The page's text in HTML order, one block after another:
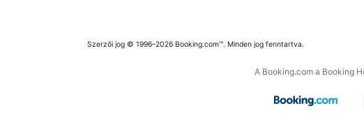
Szerzői jog © 1996–2026 Booking.com™. Minden jog fenntartva.
A Booking.com a Booking